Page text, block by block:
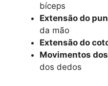
bíceps
Extensão do
da mão
Extensão do
Movimentos
dos dedos